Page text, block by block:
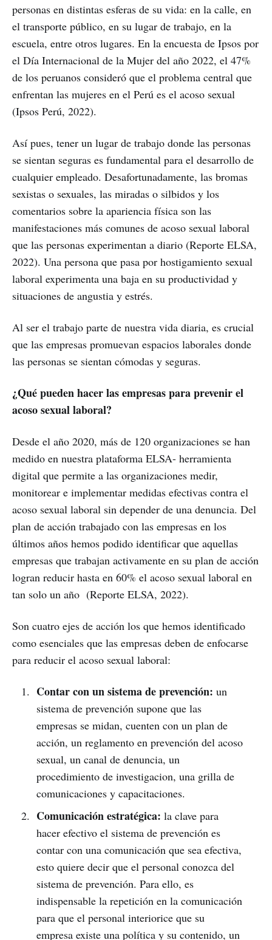
personas en distintas esferas de su vida: en la calle, en
el transporte público, en su lugar de trabajo, en la
escuela, entre otros lugares. En la encuesta de Ipsos por
el Día Internacional de la Mujer del año 2022, el 47%
de los peruanos consideró que el problema central que
enfrentan las mujeres en el Perú es el acoso sexual
(Ipsos Perú, 2022).
Así pues, tener un lugar de trabajo donde las personas
se sientan seguras es fundamental para el desarrollo de
cualquier empleado. Desafortunadamente, las bromas
sexistas o sexuales, las miradas o silbidos y los
comentarios sobre la apariencia física son las
manifestaciones más comunes de acoso sexual laboral
que las personas experimentan a diario (Reporte ELSA,
2022). Una persona que pasa por hostigamiento sexual
laboral experimenta una baja en su productividad y
situaciones de angustia y estrés.
Al ser el trabajo parte de nuestra vida diaria, es crucial
que las empresas promuevan espacios laborales donde
las personas se sientan cómodas y seguras.
¿Qué pueden hacer las empresas para prevenir el
acoso sexual laboral?
Desde el año 2020, más de 120 organizaciones se han
medido en nuestra plataforma ELSA- herramienta
digital que permite a las organizaciones medir,
monitorear e implementar medidas efectivas contra el
acoso sexual laboral sin depender de una denuncia. Del
plan de acción trabajado con las empresas en los
últimos años hemos podido identificar que aquellas
empresas que trabajan activamente en su plan de acción
logran reducir hasta en 60% el acoso sexual laboral en
tan solo un año (Reporte ELSA, 2022).
Son cuatro ejes de acción los que hemos identificado
como esenciales que las empresas deben de enfocarse
para reducir el acoso sexual laboral:
Contar con un sistema de prevención: un
sistema de prevención supone que las
empresas se midan, cuenten con un plan de
acción, un reglamento en prevención del acoso
sexual, un canal de denuncia, un
procedimiento de investigacion, una grilla de
comunicaciones y capacitaciones.
Comunicación estratégica: la clave para
hacer efectivo el sistema de prevención es
contar con una comunicación que sea efectiva,
esto quiere decir que el personal conozca del
sistema de prevención. Para ello, es
indispensable la repetición en la comunicación
para que el personal interiorice que su
empresa existe una política y su contenido, un